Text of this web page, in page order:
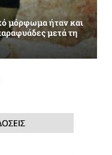
μόρφωμα ήταν και
μετά τη